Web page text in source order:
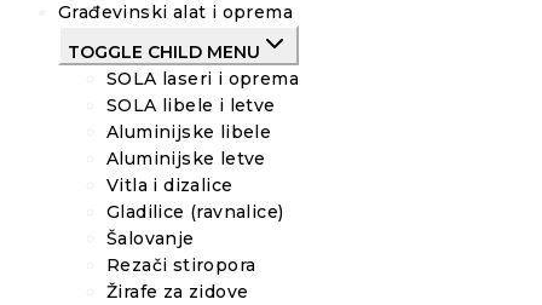
Građevinski alat i oprema
TOGGLE CHILD MENU
SOLA laseri i oprema
SOLA libele i letve
Aluminijske libele
Aluminijske letve
Vitla i dizalice
Gladilice (ravnalice)
Šalovanje
Rezači stiropora
Žirafe za zidove